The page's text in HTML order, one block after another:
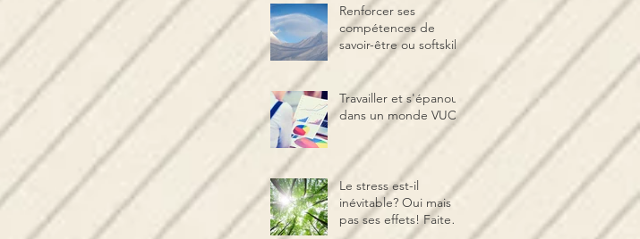
Renforcer ses
compétences de
savoir-être ou softskills
Travailler et s'épanouir
dans un monde VUCA
Le stress est-il
inévitable? Oui mais
pas ses effets! Faites-